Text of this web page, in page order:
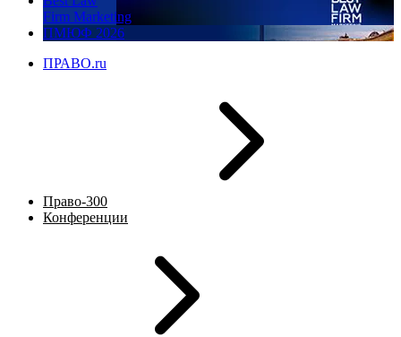
Firm Marketing
ПМЮФ 2026
ПРАВО.ru
Право-300
Конференции